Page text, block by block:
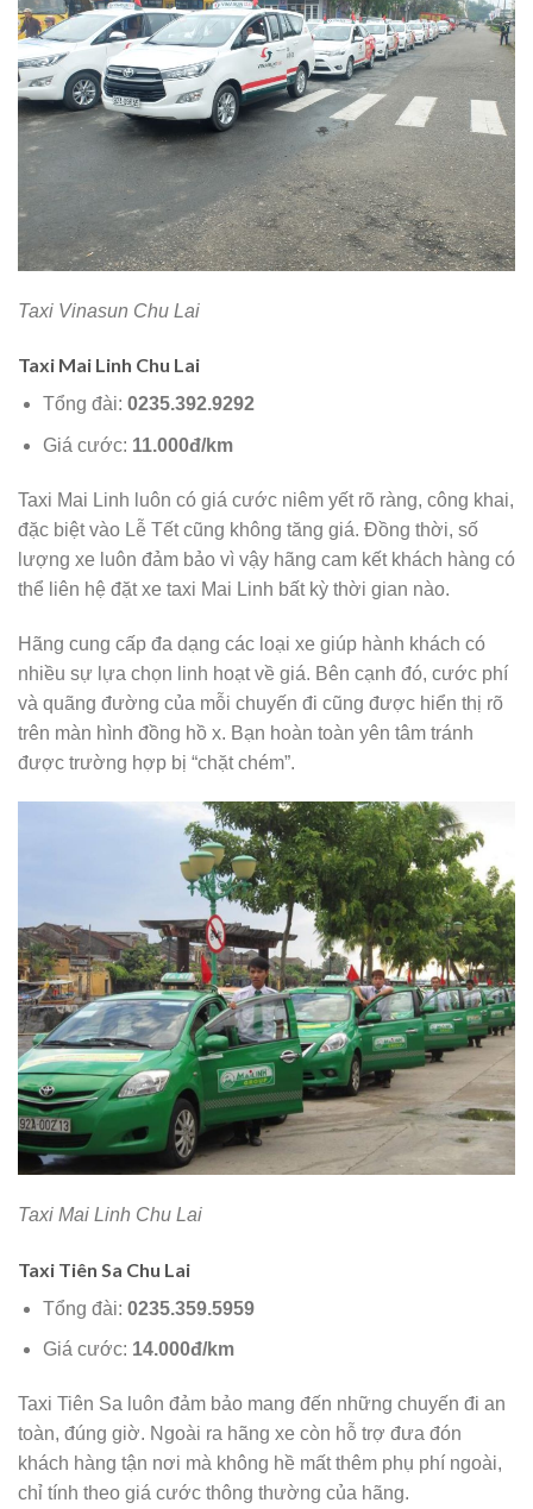
Taxi Vinasun Chu Lai
Taxi Mai Linh Chu Lai
Tổng đài: 0235.392.9292
Giá cước: 11.000đ/km
Taxi Mai Linh luôn có giá cước niêm yết rõ ràng, công khai,
đặc biệt vào Lễ Tết cũng không tăng giá. Đồng thời, số
lượng xe luôn đảm bảo vì vậy hãng cam kết khách hàng có
thể liên hệ đặt xe taxi Mai Linh bất kỳ thời gian nào.
Hãng cung cấp đa dạng các loại xe giúp hành khách có
nhiều sự lựa chọn linh hoạt về giá. Bên cạnh đó, cước phí
và quãng đường của mỗi chuyến đi cũng được hiển thị rõ
trên màn hình đồng hồ x. Bạn hoàn toàn yên tâm tránh
được trường hợp bị “chặt chém”.
Taxi Mai Linh Chu Lai
Taxi Tiên Sa Chu Lai
Tổng đài: 0235.359.5959
Giá cước: 14.000đ/km
Taxi Tiên Sa luôn đảm bảo mang đến những chuyến đi an
toàn, đúng giờ. Ngoài ra hãng xe còn hỗ trợ đưa đón
khách hàng tận nơi mà không hề mất thêm phụ phí ngoài,
chỉ tính theo giá cước thông thường của hãng.